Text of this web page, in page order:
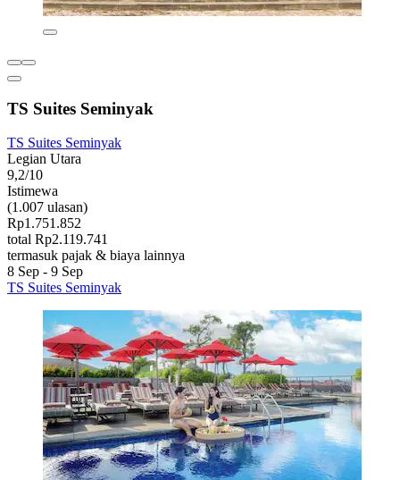
TS Suites Seminyak
TS Suites Seminyak
Legian Utara
9,2/10
Istimewa
(1.007 ulasan)
Rp1.751.852
total Rp2.119.741
termasuk pajak & biaya lainnya
8 Sep - 9 Sep
TS Suites Seminyak